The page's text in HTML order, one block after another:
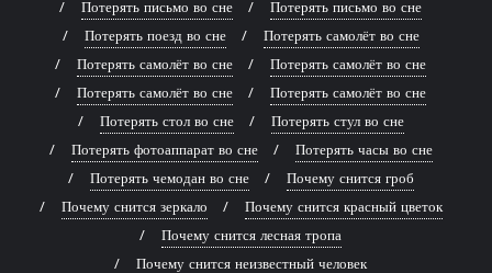
Потерять письмо во сне
Потерять письмо во сне
Потерять поезд во сне
Потерять самолёт во сне
Потерять самолёт во сне
Потерять самолёт во сне
Потерять самолёт во сне
Потерять самолёт во сне
Потерять стол во сне
Потерять стул во сне
Потерять фотоаппарат во сне
Потерять часы во сне
Потерять чемодан во сне
Почему снится гроб
Почему снится зеркало
Почему снится красный цветок
Почему снится лесная тропа
Почему снится неизвестный человек